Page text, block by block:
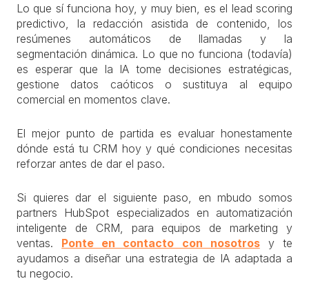
Lo que sí funciona hoy, y muy bien, es el lead scoring
predictivo, la redacción asistida de contenido, los
resúmenes automáticos de llamadas y la
segmentación dinámica. Lo que no funciona (todavía)
es esperar que la IA tome decisiones estratégicas,
gestione datos caóticos o sustituya al equipo
comercial en momentos clave.
El mejor punto de partida es evaluar honestamente
dónde está tu CRM hoy y qué condiciones necesitas
reforzar antes de dar el paso.
Si quieres dar el siguiente paso, en mbudo somos
partners HubSpot especializados en automatización
inteligente de CRM, para equipos de marketing y
ventas. Ponte en contacto con nosotrosy te
ayudamos a diseñar una estrategia de IA adaptada a
tu negocio.